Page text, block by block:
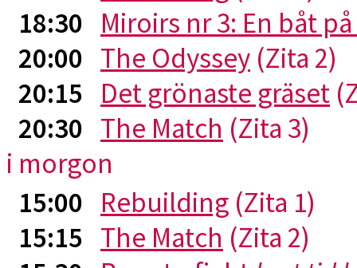
18:30 Miroirs nr 3: En båt
20:00 The Odyssey (Zita 2)
20:15 Det grönaste gräset
20:30 The Match (Zita 3)
i morgon
15:00 Rebuilding (Zita 1)
15:15 The Match (Zita 2)